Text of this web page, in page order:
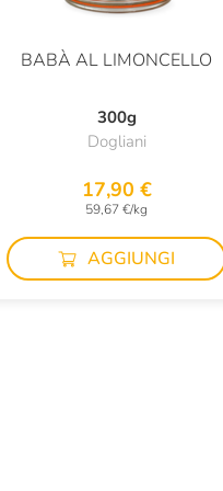
BABÀ AL LIMONCELLO
300g
Dogliani
17,90 €
59,67 €/kg
AGGIUNGI